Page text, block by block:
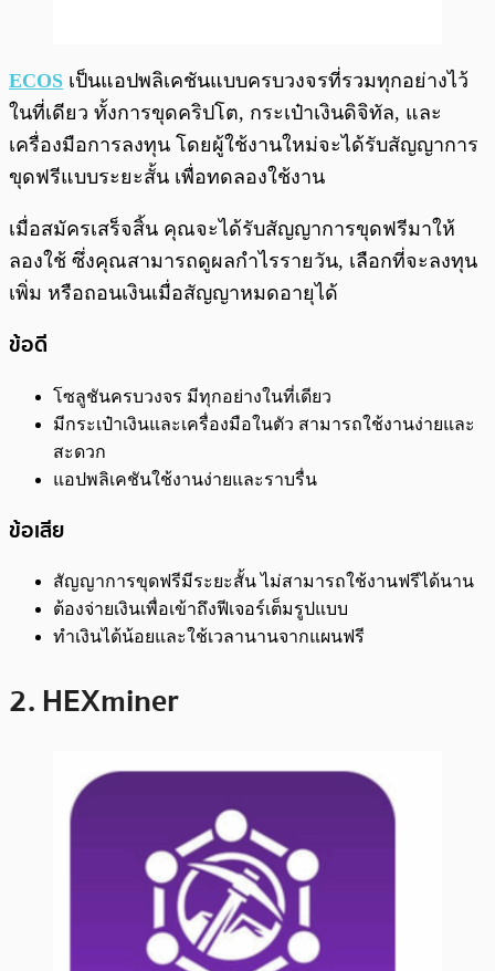
ECOS เป็นแอปพลิเคชันแบบครบวงจรที่รวมทุกอย่างไว้
ในที่เดียว ทั้งการขุดคริปโต, กระเป๋าเงินดิจิทัล, และ
เครื่องมือการลงทุน โดยผู้ใช้งานใหม่จะได้รับสัญญาการ
ขุดฟรีแบบระยะสั้น เพื่อทดลองใช้งาน
เมื่อสมัครเสร็จสิ้น คุณจะได้รับสัญญาการขุดฟรีมาให้
ลองใช้ ซึ่งคุณสามารถดูผลกำไรรายวัน, เลือกที่จะลงทุน
เพิ่ม หรือถอนเงินเมื่อสัญญาหมดอายุได้
ข้อดี
โซลูชันครบวงจร มีทุกอย่างในที่เดียว
มีกระเป๋าเงินและเครื่องมือในตัว สามารถใช้งานง่ายและ
สะดวก
แอปพลิเคชันใช้งานง่ายและราบรื่น
ข้อเสีย
สัญญาการขุดฟรีมีระยะสั้น ไม่สามารถใช้งานฟรีได้นาน
ต้องจ่ายเงินเพื่อเข้าถึงฟีเจอร์เต็มรูปแบบ
ทำเงินได้น้อยและใช้เวลานานจากแผนฟรี
2. HEXminer